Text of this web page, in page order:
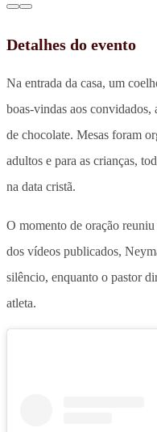
Detalhes do evento
Na entrada da casa, um
boas-vindas aos convidados,
de chocolate. Mesas foram
adultos e para as crianças,
na data cristã.
O momento de oração
dos vídeos publicados,
silêncio, enquanto o pastor
atleta.